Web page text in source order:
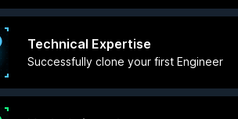
Technical Expertise
Successfully clone your first Engineer